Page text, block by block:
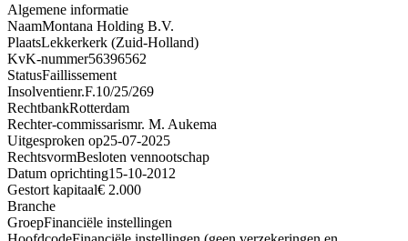
Algemene informatie
NaamMontana Holding B.V.
PlaatsLekkerkerk (Zuid-Holland)
KvK-nummer56396562
StatusFaillissement
Insolventienr.F.10/25/269
RechtbankRotterdam
Rechter-commissarismr. M. Aukema
Uitgesproken op25-07-2025
RechtsvormBesloten vennootschap
Datum oprichting15-10-2012
Gestort kapitaal€ 2.000
Branche
GroepFinanciële instellingen